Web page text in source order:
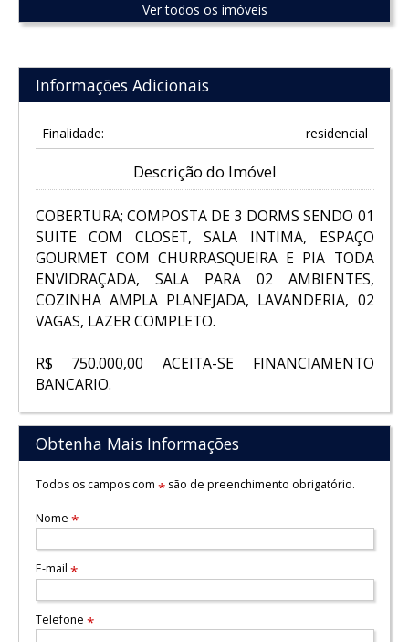
Ver todos os imóveis
Informações Adicionais
Finalidade: residencial
Descrição do Imóvel
COBERTURA; COMPOSTA DE 3 DORMS SENDO 01
SUITE COM CLOSET, SALA INTIMA, ESPAÇO
GOURMET COM CHURRASQUEIRA E PIA TODA
ENVIDRAÇADA, SALA PARA 02 AMBIENTES,
COZINHA AMPLA PLANEJADA, LAVANDERIA, 02
VAGAS, LAZER COMPLETO.
R$ 750.000,00 ACEITA-SE FINANCIAMENTO
BANCARIO.
Obtenha Mais Informações
Todos os campos com *são de preenchimento obrigatório.
Nome *
E-mail *
Telefone *